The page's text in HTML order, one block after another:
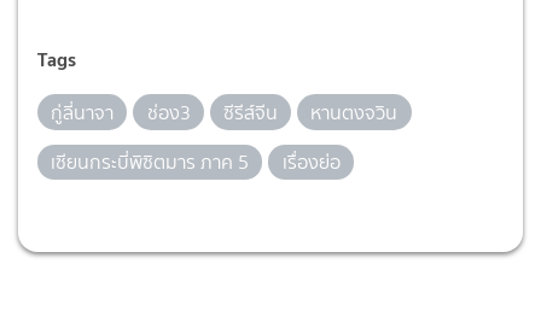
Tags
กู่ลี่นาจา ช่อง3 ซีรีส์จีน
หานตงจวิน
เซียนกระบี่พิซิตมาร ภาค 5
เรื่องย่อ